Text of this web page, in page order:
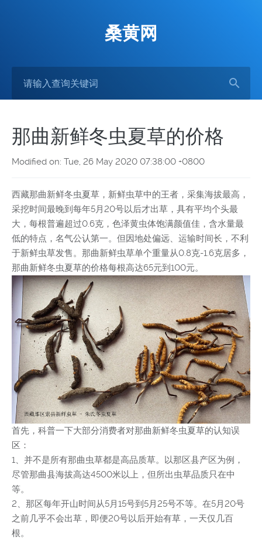
桑黄网
那曲新鲜冬虫夏草的价格
Modified on: Tue, 26 May 2020 07:38:00 +0800
西藏那曲新鲜冬虫夏草，新鲜虫草中的王者，采集海拔最高，
采挖时间最晚到每年5月20号以后才出草，具有平均个头最
大，每根普遍超过0.6克，色泽黄虫体饱满颜值佳，含水量最
低的特点，名气公认第一。但因地处偏远、运输时间长，不利
于新鲜虫草发售。那曲新鲜虫草单个重量从0.8克-1.6克居多，
那曲新鲜冬虫夏草的价格每根高达65元到100元。
首先，科普一下大部分消费者对那曲新鲜冬虫夏草的认知误
区：
1、并不是所有那曲虫草都是高品质草。以那区县产区为例，
尽管那曲县海拔高达4500米以上，但所出虫草品质只在中
等。
2、那区每年开山时间从5月15号到5月25号不等。在5月20号
之前几乎不会出草，即便20号以后开始有草，一天仅几百
根。